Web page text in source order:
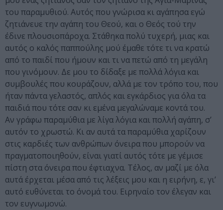
του παραμυθιού. Αυτός που γνώρισα κι αγάπησα εγώ
ζητιάνευε την αγάπη του Θεού, και ο Θεός τού την
έδινε πλουσιοπάροχα. Στάθηκα πολύ τυχερή, μιας και
αυτός ο καλός παππούλης μού έμαθε τότε τι να κρατώ
από το παιδί που ήμουν και τι να πετώ από τη μεγάλη
που γινόμουν. Δε μου το δίδαξε με πολλά λόγια και
συμβουλές που κουράζουν, αλλά με τον τρόπο του, που
ήταν πάντα γελαστός, απλός και εγκάρδιος για όλα τα
παιδιά που τότε σαν κι εμένα μεγαλώναμε κοντά του.
Αν γράφω παραμύθια με λίγα λόγια και πολλή αγάπη, σ’
αυτόν το χρωστώ. Κι αν αυτά τα παραμύθια χαρίζουν
στις καρδιές των ανθρώπων όνειρα που μπορούν να
πραγματοποιηθούν, είναι γιατί αυτός τότε με γέμισε
πίστη στα όνειρα που έφτιαχνα. Τέλος, αν μαζί με όλα
αυτά έρχεται μέσα από τις λέξεις μου και η ειρήνη, ε, γι’
αυτό ευθύνεται το όνομά του. Ειρηναίο τον έλεγαν και
τον ευγνωμονώ.